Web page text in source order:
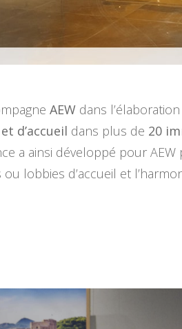
AEW dans
d’accueil dans plus de 20
a ainsi développé pour
lobbies d’accueil et